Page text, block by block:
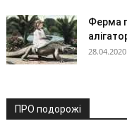
Ферма
28.04.2020
ПРО подорожі